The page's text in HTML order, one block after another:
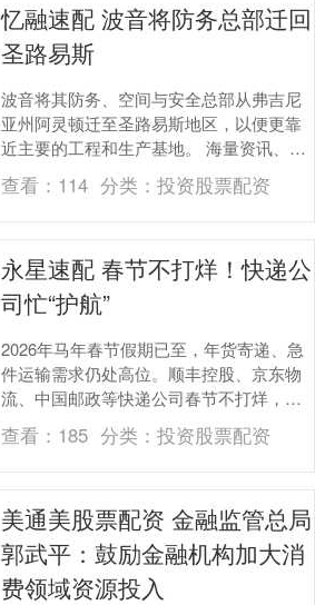
忆融速配 波音将防务总部迁回
圣路易斯
波音将其防务、空间与安全总部从弗吉尼
亚州阿灵顿迁至圣路易斯地区，以便更靠
近主要的工程和生产基地。 海量资讯、精
准解读，尽在新浪财经APP 责任编辑：张
俊 SF0....
查看： 114 分类： 投资股票配资
永星速配 春节不打烊！快递公
司忙“护航”
2026年马年春节假期已至，年货寄递、急
件运输需求仍处高位。顺丰控股、京东物
流、中国邮政等快递公司春节不打烊，节
日期间服务不中断。各企业调配运力、优
化服务举措，....
查看： 185 分类： 投资股票配资
美通美股票配资 金融监管总局
郭武平：鼓励金融机构加大消
费领域资源投入